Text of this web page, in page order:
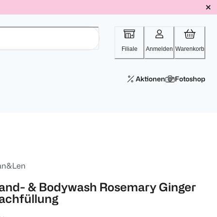
Filiale Anmelden Warenkorb
Aktionen Fotoshop
& Bodywash Rosemary Ginger